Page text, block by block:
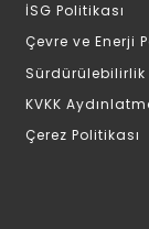
İSG Politikası
Çevre ve Enerji
Sürdürülebilirlik
KVKK
Çerez Politikası